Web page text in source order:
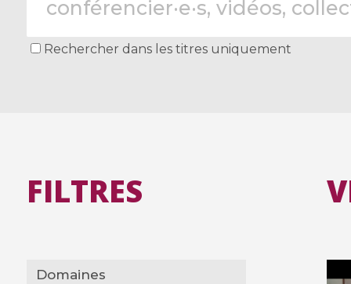
Recherche Avancée en Calcul
affines
Rechercher dans les titres uniquement
FILTRES
Domaines